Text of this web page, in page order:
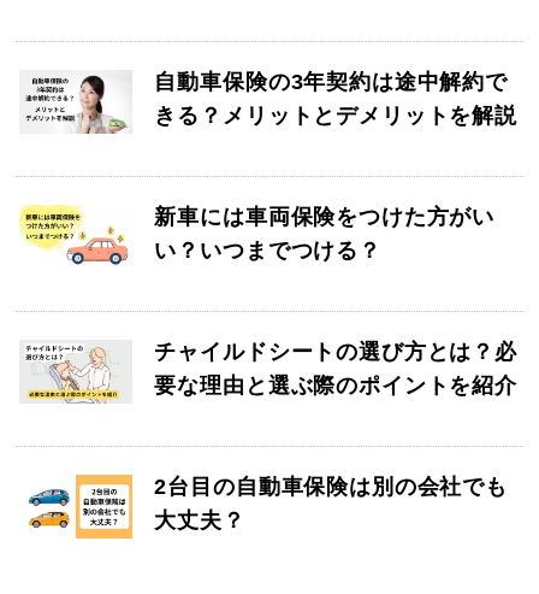
自動車保険の3年契約は途中解約で
きる？メリットとデメリットを解説
新車には車両保険をつけた方がい
い？いつまでつける？
チャイルドシートの選び方とは？必
要な理由と選ぶ際のポイントを紹介
2台目の自動車保険は別の会社でも
大丈夫？